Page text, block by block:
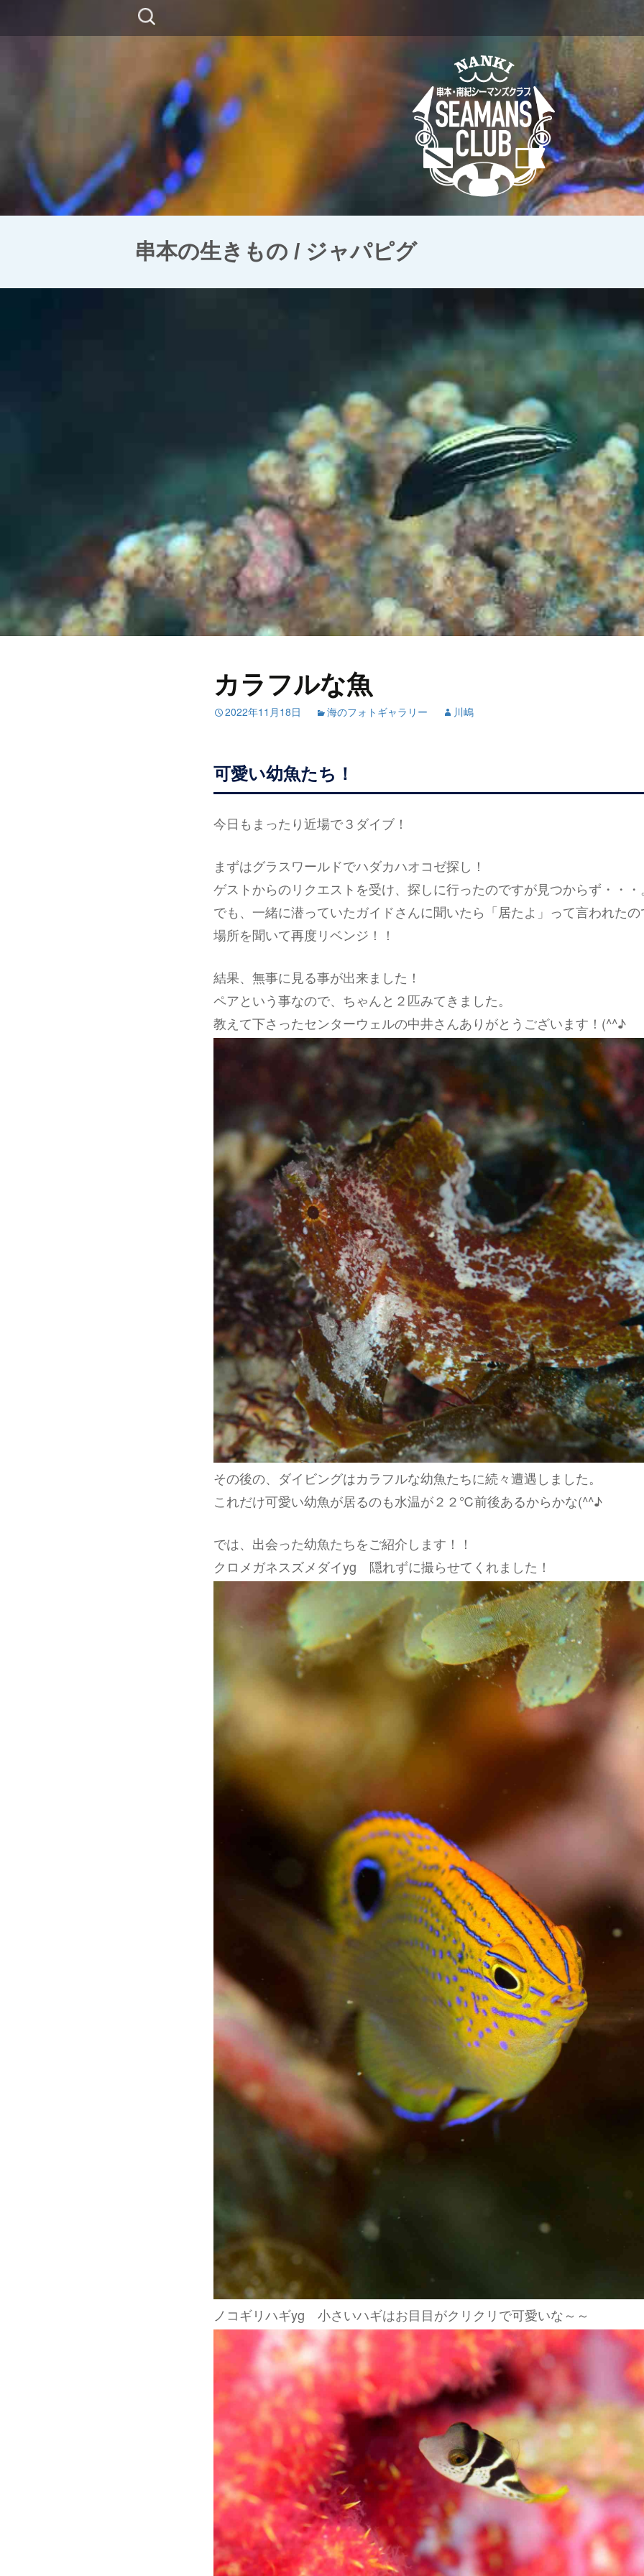
検
索:
コ
ン
テ
串本の生きもの / ジャパピグ
カラフルな魚
2022年11月18日 海のフォトギャラリー 川嶋
可愛い幼魚たち！
今日もまったり近場で３ダイブ！
まずはグラスワールドでハダカハオコゼ探し！
ゲストからのリクエストを受け、探しに行ったのですが見つからず・・・
でも、一緒に潜っていたガイドさんに聞いたら「居たよ」って言われたの
場所を聞いて再度リベンジ！！
結果、無事に見る事が出来ました！
ペアという事なので、ちゃんと２匹みてきました。
教えて下さったセンターウェルの中井さんありがとうございます！(^^♪
その後の、ダイビングはカラフルな幼魚たちに続々遭遇しました。
これだけ可愛い幼魚が居るのも水温が２２℃前後あるからかな(^^♪
では、出会った幼魚たちをご紹介します！！
クロメガネスズメダイyg 隠れずに撮らせてくれました！
ノコギリハギyg 小さいハギはお目目がクリクリで可愛いな～～